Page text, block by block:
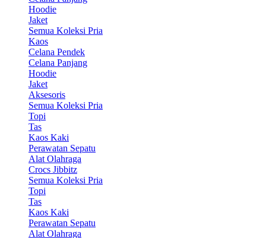
Hoodie
Jaket
Semua Koleksi Pria
Kaos
Celana Pendek
Celana Panjang
Hoodie
Jaket
Aksesoris
Semua Koleksi Pria
Topi
Tas
Kaos Kaki
Perawatan Sepatu
Alat Olahraga
Crocs Jibbitz
Semua Koleksi Pria
Topi
Tas
Kaos Kaki
Perawatan Sepatu
Alat Olahraga